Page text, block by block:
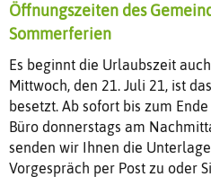
Öffnungszeiten des
Sommerferien
Es beginnt die Urlaubszeit
Mittwoch, den 21. Juli 21, ist
besetzt. Ab sofort bis zum
Büro donnerstags am
senden wir Ihnen die
Vorgespräch per Post zu oder